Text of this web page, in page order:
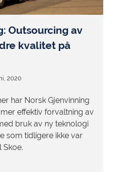
Outsourcing av
kvalitet på
2020
har Norsk Gjenvinning
effektiv forvaltning av
bruk av ny teknologi
som tidligere ikke var
Skoe.